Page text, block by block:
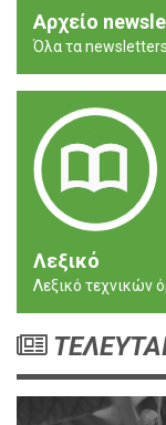
Αρχείο
Όλα τα
Λεξικό
Λεξικό τεχνικών